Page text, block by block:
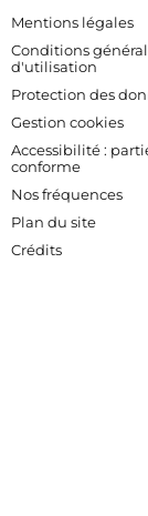
Footer bottom
Mentions légales
Conditions
d'utilisation
Protection des
Gestion cookies
Accessibilité :
conforme
Nos fréquences
Plan du site
Crédits